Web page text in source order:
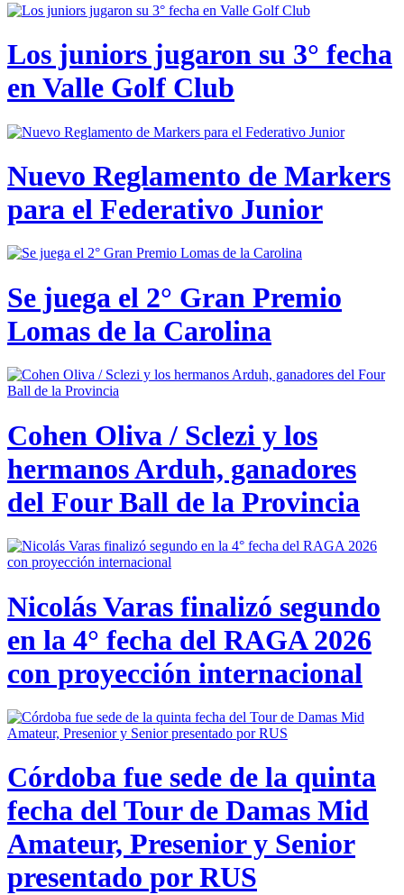
Los juniors jugaron su 3° fecha
en Valle Golf Club
Nuevo Reglamento de Markers
para el Federativo Junior
Se juega el 2° Gran Premio
Lomas de la Carolina
Cohen Oliva / Sclezi y los
hermanos Arduh, ganadores
del Four Ball de la Provincia
Nicolás Varas finalizó segundo
en la 4° fecha del RAGA 2026
con proyección internacional
Córdoba fue sede de la quinta
fecha del Tour de Damas Mid
Amateur, Presenior y Senior
presentado por RUS